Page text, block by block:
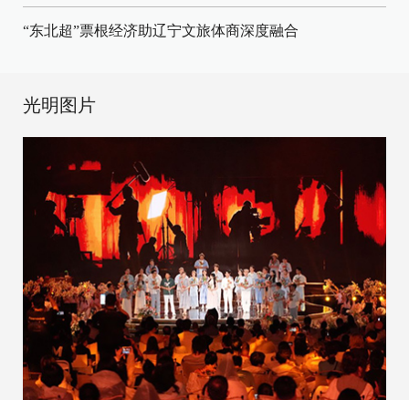
“东北超”票根经济助辽宁文旅体商深度融合
光明图片